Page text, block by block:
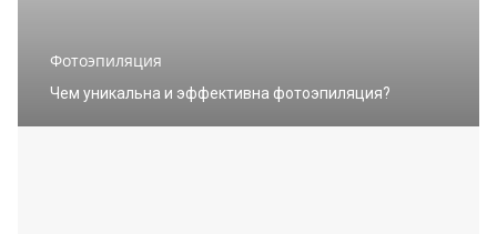
Фотоэпиляция
Чем уникальна и эффективна фотоэпиляция?